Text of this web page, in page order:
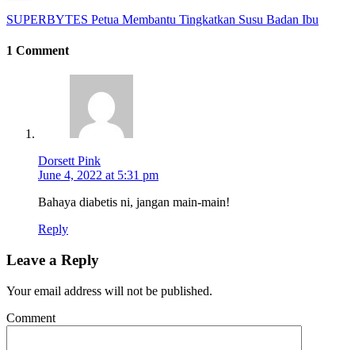
SUPERBYTES Petua Membantu Tingkatkan Susu Badan Ibu
1 Comment
Dorsett Pink
June 4, 2022 at 5:31 pm
Bahaya diabetis ni, jangan main-main!
Reply
Leave a Reply
Your email address will not be published.
Comment